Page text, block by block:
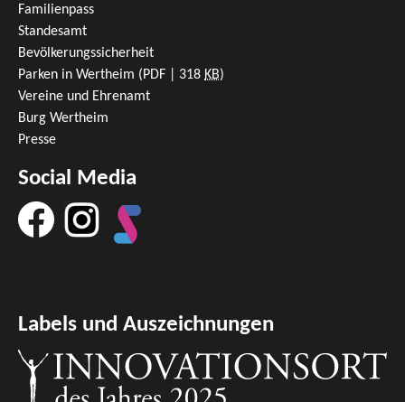
Familienpass
Standesamt
Bevölkerungssicherheit
Parken in Wertheim (PDF | 318 KB)
Vereine und Ehrenamt
Burg Wertheim
Presse
Social Media
Labels und Auszeichnungen